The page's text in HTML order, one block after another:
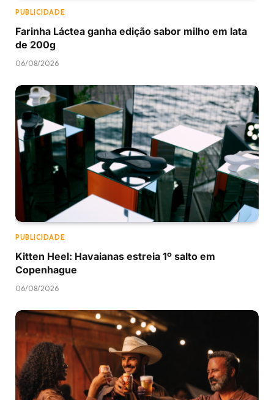
PUBLICIDADE
Farinha Láctea ganha edição sabor milho em lata
de 200g
06/08/2026
PUBLICIDADE
Kitten Heel: Havaianas estreia 1º salto em
Copenhague
06/08/2026